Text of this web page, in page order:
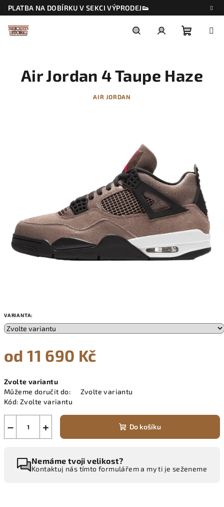
Přejít
na
obsah
PLATBA NA DOBÍRKU V SEKCI VÝPRODEJ👟
košík
VARIANTA:
od11 690 Kč
cena:
Zvolte variantu
Můžeme doručit do:
Zvolte variantu
Kód: Zvolte variantu
+
− Do košíku
Nemáme tvoji velikost?
Kontaktuj nás tímto formulářem a my ti je seženeme
Air Jordan 4 Taupe Haze
AIR JORDAN